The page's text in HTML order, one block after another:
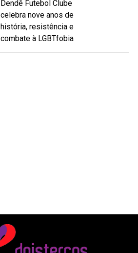
Dendê Futebol Clube
celebra nove anos de
história, resistência e
combate à LGBTfobia